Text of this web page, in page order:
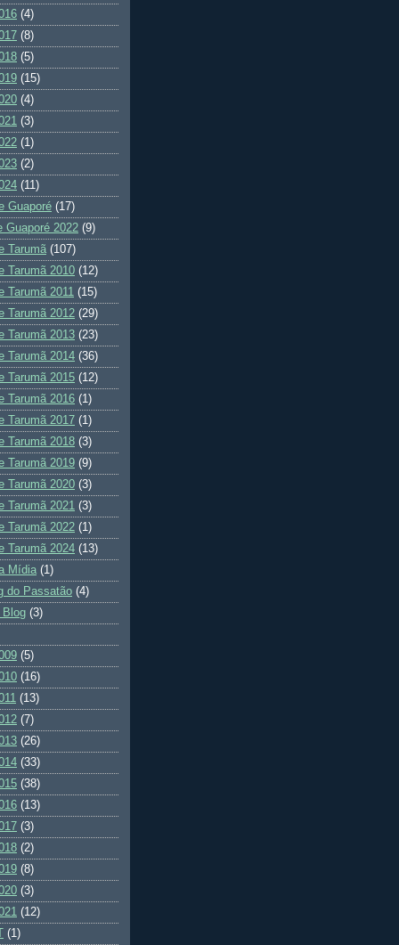
(4)
(8)
(5)
(15)
(4)
(3)
(1)
(2)
(11)
Guaporé (17)
Guaporé 2022 (9)
Tarumã (107)
Tarumã 2010 (12)
Tarumã 2011 (15)
Tarumã 2012 (29)
Tarumã 2013 (23)
Tarumã 2014 (36)
Tarumã 2015 (12)
Tarumã 2016 (1)
Tarumã 2017 (1)
Tarumã 2018 (3)
Tarumã 2019 (9)
Tarumã 2020 (3)
Tarumã 2021 (3)
Tarumã 2022 (1)
Tarumã 2024 (13)
Mídia (1)
do Passatão (4)
Blog (3)
(5)
(16)
(13)
(7)
(26)
(33)
(38)
(13)
(3)
(2)
(8)
(3)
(12)
(1)